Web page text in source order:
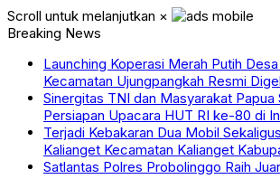
Scroll untuk melanjutkan ×
Breaking News
Launching Koperasi Merah Putih
Kecamatan Ujungpangkah Resmi
Sinergitas TNI dan Masyarakat Papua
Persiapan Upacara HUT RI ke-80 di
Terjadi Kebakaran Dua Mobil
Kalianget Kecamatan Kalianget
Satlantas Polres Probolinggo Raih